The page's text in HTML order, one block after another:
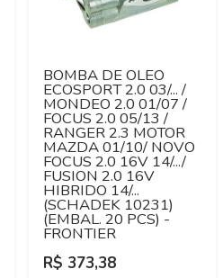
BOMBA DE OLEO
ECOSPORT 2.0 03/... /
MONDEO 2.0 01/07 /
FOCUS 2.0 05/13 /
RANGER 2.3 MOTOR
MAZDA 01/10/ NOVO
FOCUS 2.0 16V 14/.../
FUSION 2.0 16V
HIBRIDO 14/...
(SCHADEK 10231)
(EMBAL. 20 PCS) -
FRONTIER
R$ 373,38